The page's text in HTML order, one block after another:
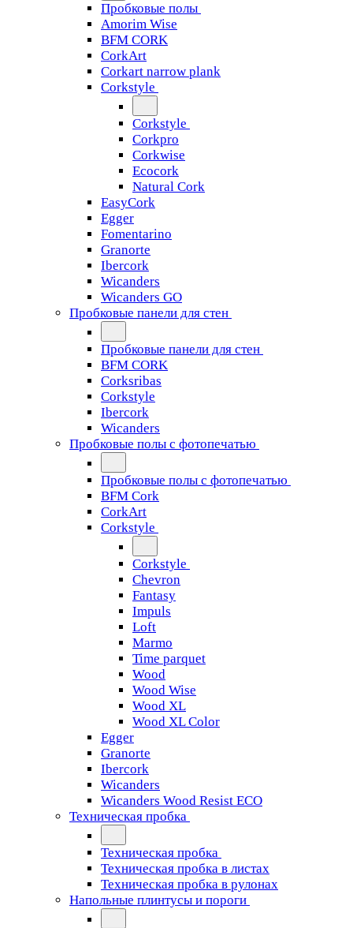
Пробковые полы
Amorim Wise
BFM CORK
CorkArt
Corkart narrow plank
Corkstyle
Corkstyle
Corkpro
Corkwise
Ecocork
Natural Cork
EasyCork
Egger
Fomentarino
Granorte
Ibercork
Wicanders
Wicanders GO
Пробковые панели для стен
Пробковые панели для стен
BFM CORK
Corksribas
Corkstyle
Ibercork
Wicanders
Пробковые полы с фотопечатью
Пробковые полы с фотопечатью
BFM Cork
CorkArt
Corkstyle
Corkstyle
Chevron
Fantasy
Impuls
Loft
Marmo
Time parquet
Wood
Wood Wise
Wood XL
Wood XL Color
Egger
Granorte
Ibercork
Wicanders
Wicanders Wood Resist ECO
Техническая пробка
Техническая пробка
Техническая пробка в листах
Техническая пробка в рулонах
Напольные плинтусы и пороги